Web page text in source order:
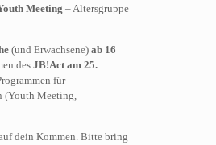
Meeting – Altersgruppe
(und Erwachsene) ab 16
des JB!Act am 25.
für
(Youth Meeting,
dein Kommen. Bitte bring